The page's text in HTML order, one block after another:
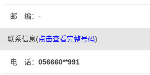
邮 编：-
联系信息(点击查看完整号码)
电 话： 056660**991